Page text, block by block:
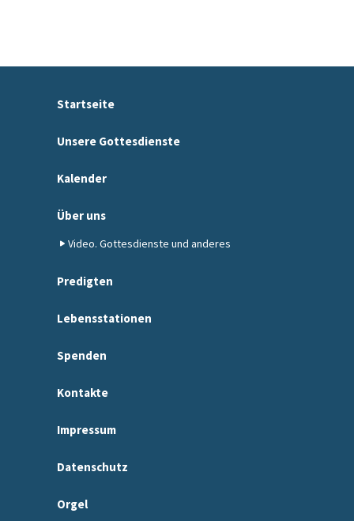
Startseite
Unsere Gottesdienste
Kalender
Über uns
Video. Gottesdienste und anderes
Predigten
Lebensstationen
Spenden
Kontakte
Impressum
Datenschutz
Orgel